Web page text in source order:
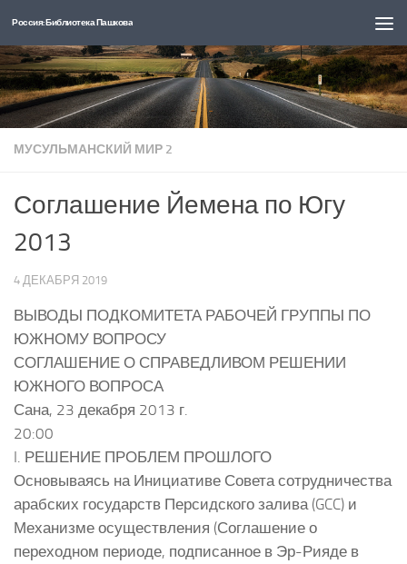
Перейти к содержимому
Россия: Библиотека Пашкова
МУСУЛЬМАНСКИЙ МИР 2
Соглашение Йемена по Югу
2013
4 ДЕКАБРЯ 2019
ВЫВОДЫ ПОДКОМИТЕТА РАБОЧЕЙ ГРУППЫ ПО
ЮЖНОМУ ВОПРОСУ
СОГЛАШЕНИЕ О СПРАВЕДЛИВОМ РЕШЕНИИ
ЮЖНОГО ВОПРОСА
Сана, 23 декабря 2013 г.
20:00
I. РЕШЕНИЕ ПРОБЛЕМ ПРОШЛОГО
Основываясь на Инициативе Совета сотрудничества
арабских государств Персидского залива (GCC) и
Механизме осуществления (Соглашение о
переходном периоде, подписанное в Эр-Рияде в